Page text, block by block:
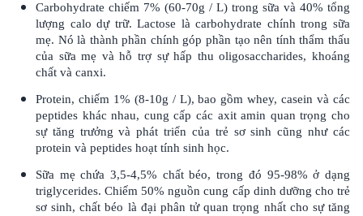
Carbohydrate chiếm 7% (60-70g / L) trong sữa và 40% tổng
lượng calo dự trữ. Lactose là carbohydrate chính trong sữa
mẹ. Nó là thành phần chính góp phần tạo nên tính thẩm thấu
của sữa mẹ và hỗ trợ sự hấp thu oligosaccharides, khoáng
chất và canxi.
Protein, chiếm 1% (8-10g / L), bao gồm whey, casein và các
peptides khác nhau, cung cấp các axit amin quan trọng cho
sự tăng trưởng và phát triển của trẻ sơ sinh cũng như các
protein và peptides hoạt tính sinh học.
Sữa mẹ chứa 3,5-4,5% chất béo, trong đó 95-98% ở dạng
triglycerides. Chiếm 50% nguồn cung cấp dinh dưỡng cho trẻ
sơ sinh, chất béo là đại phân tử quan trọng nhất cho sự tăng